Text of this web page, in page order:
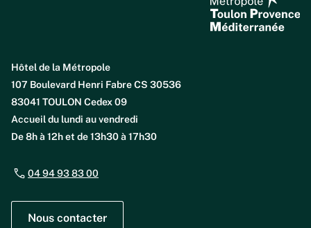
Hôtel de la Métropole
107 Boulevard Henri Fabre CS 30536
83041 TOULON Cedex 09
Accueil du lundi au vendredi
De 8h à 12h et de 13h30 à 17h30
04 94 93 83 00
Nous contacter